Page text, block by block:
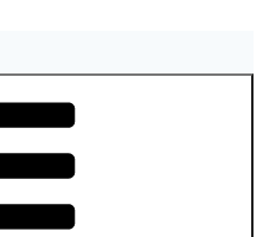
– Rolle